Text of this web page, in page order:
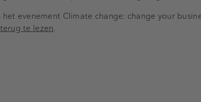
evenement Climate change: change your
te lezen.